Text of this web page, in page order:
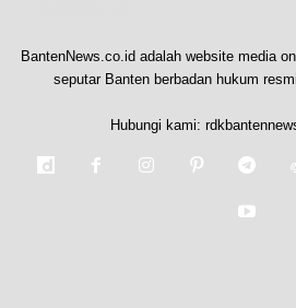
BantenNews.co.id adalah website media
seputar Banten berbadan hukum
Hubungi kami: